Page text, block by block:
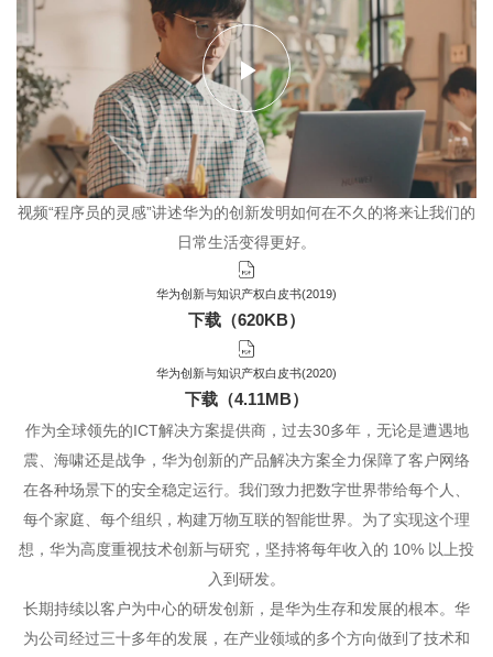
Play
Video
视频“程序员的灵感”讲述华为的创新发明如何在不久的将来让我们的
日常生活变得更好。
华为创新与知识产权白皮书(2019)
下载（620KB）
华为创新与知识产权白皮书(2020)
下载（4.11MB）
作为全球领先的ICT解决方案提供商，过去30多年，无论是遭遇地
震、海啸还是战争，华为创新的产品解决方案全力保障了客户网络
在各种场景下的安全稳定运行。我们致力把数字世界带给每个人、
每个家庭、每个组织，构建万物互联的智能世界。为了实现这个理
想，华为高度重视技术创新与研究，坚持将每年收入的 10% 以上投
入到研发。
长期持续以客户为中心的研发创新，是华为生存和发展的根本。华
为公司经过三十多年的发展，在产业领域的多个方向做到了技术和